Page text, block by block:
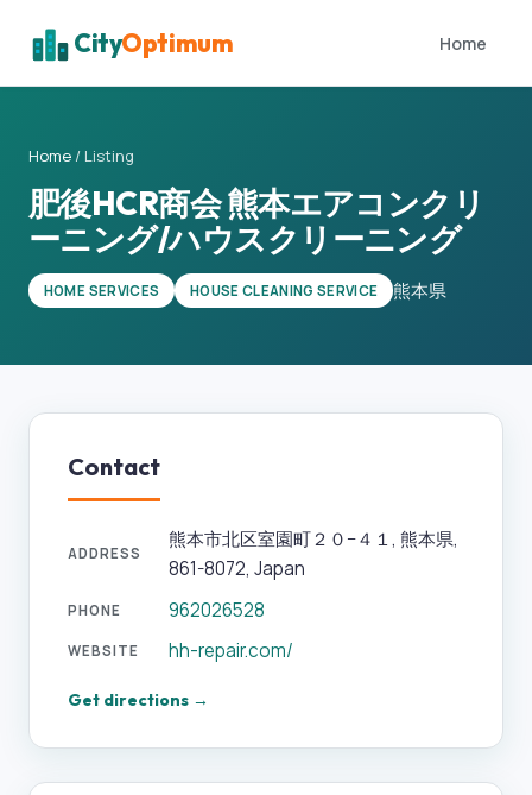
CityOptimum Home
Home / Listing
肥後HCR商会 熊本エアコンクリ
ーニング/ハウスクリーニング
HOME SERVICES HOUSE CLEANING SERVICE 熊本県
Contact
ADDRESS
熊本市北区室園町２０−４１, 熊本県,
861-8072, Japan
PHONE 962026528
WEBSITE hh-repair.com/
Get directions →